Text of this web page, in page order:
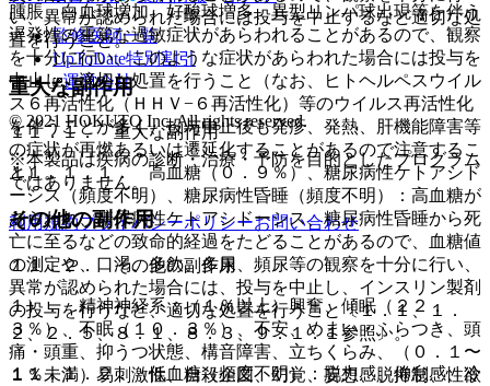
腫脹、白血球増加、好酸球増多、異型リンパ球出現等を伴う
遅発性の重篤な過敏症状があらわれることがあるので、観察
を十分に行い、このような症状があらわれた場合には投与を
中止し、適切な処置を行うこと（なお、ヒトヘルペスウイル
ス６再活性化（ＨＨＶ−６再活性化）等のウイルス再活性化
を伴うことが多く、投与中止後も発疹、発熱、肝機能障害等
の症状が再燃あるいは遷延化することがあるので注意するこ
と）。
その他の副作用
１１．２． その他の副作用
１）． 精神神経系：（１％以上）興奮、傾眠（２２．
３％）、不眠（１０．３％）、不安、めまい・ふらつき、頭
痛・頭重、抑うつ状態、構音障害、立ちくらみ、（０．１〜
１％未満）易刺激性、自殺企図、幻覚、妄想、脱抑制、性欲
い、異常が認められた場合には投与を中止するなど適切な処
置を行うこと。
重大な副作用
１１．１． 重大な副作用
１１．１．１． 高血糖（０．９％）、糖尿病性ケトアシド
ーシス（頻度不明）、糖尿病性昏睡（頻度不明）：高血糖が
あらわれ、糖尿病性ケトアシドーシス、糖尿病性昏睡から死
亡に至るなどの致命的経過をたどることがあるので、血糖値
の測定や、口渇、多飲、多尿、頻尿等の観察を十分に行い、
異常が認められた場合には、投与を中止し、インスリン製剤
の投与を行うなど、適切な処置を行うこと〔１．１、１．
２、２．５、８．１、８．３、９．１．１参照〕。
１１．１．２． 低血糖（頻度不明）：脱力感、倦怠感、冷
監修医師一覧
UpToDate特別割引
運営会社
© 2021 HOKUTO Inc. All rights reserved.
※本製品は疾病の診断・治療・予防を目的としたプログラム
ではありません。
利用規約プライバシーポリシーお問い合わせ